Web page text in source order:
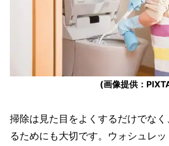
(画像提供：
掃除は見た目をよくするだけでな
るためにも大切です。ウォシュレ